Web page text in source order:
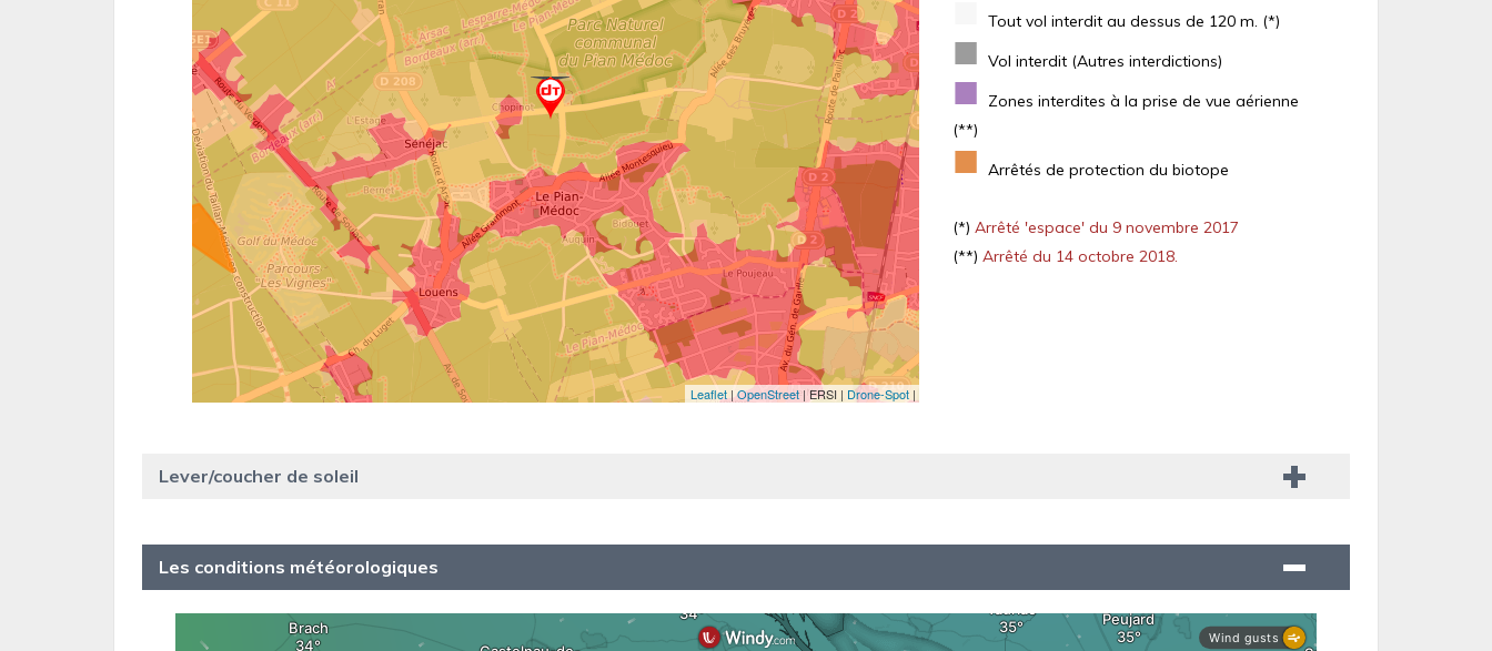
Tout vol interdit au dessus de 120 m. (*)
■ Vol interdit (Autres interdictions)
■
Zones interdites à la prise de vue aérienne
(**)
■ Arrêtés de protection du biotope
(*) Arrêté 'espace' du 9 novembre 2017
(**) Arrêté du 14 octobre 2018.
Lever/coucher de soleil
Les conditions météorologiques